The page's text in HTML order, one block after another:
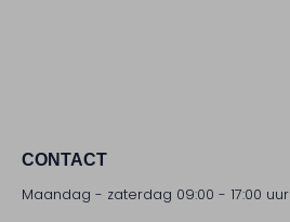
CONTACT
Maandag - zaterdag 09:00 - 17:00 uur